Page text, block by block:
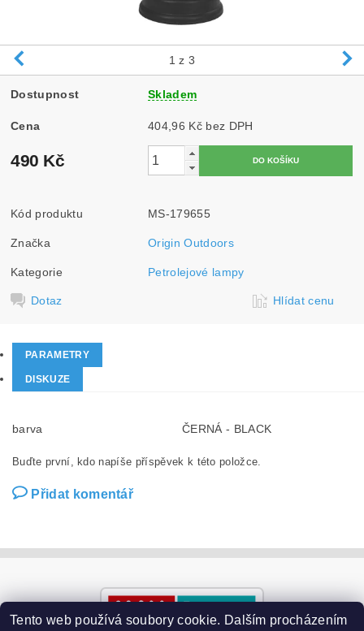
1 z 3
Dostupnost Skladem
Cena 404,96 Kč bez DPH
490 Kč
Kód produktu MS-179655
Značka Origin Outdoors
Kategorie Petrolejové lampy
Dotaz Hlídat cenu
PARAMETRY
DISKUZE
barva ČERNÁ - BLACK
Buďte první, kdo napíše příspěvek k této položce.
Přidat komentář
Tento web používá soubory cookie. Dalším procházením